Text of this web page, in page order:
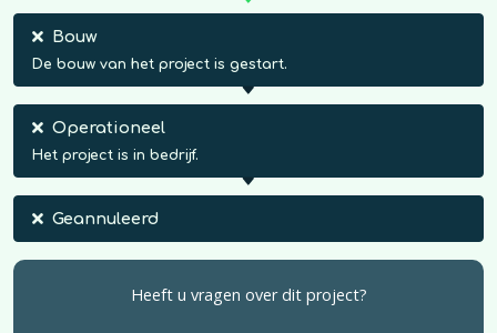
Bouw
De bouw van het project is gestart.
Operationeel
Het project is in bedrijf.
Geannuleerd
Heeft u vragen over dit project?